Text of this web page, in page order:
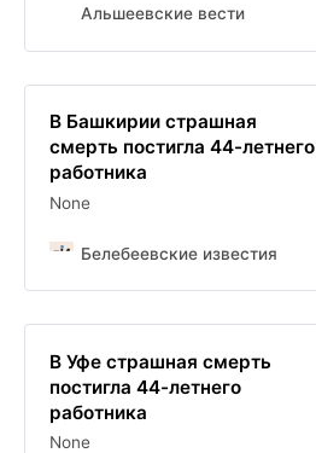
Альшеевские вести
В Башкирии страшная
смерть постигла 44-летнего
работника
None
Белебеевские известия
В Уфе страшная смерть
постигла 44-летнего
работника
None